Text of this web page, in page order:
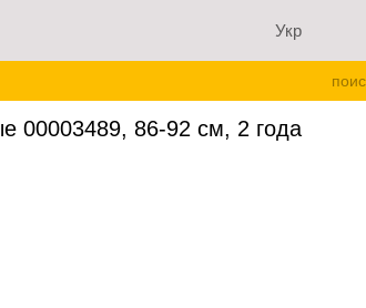
Укр
00003489, 86-92 см, 2 года
00003489, 86-92 см, 2 года